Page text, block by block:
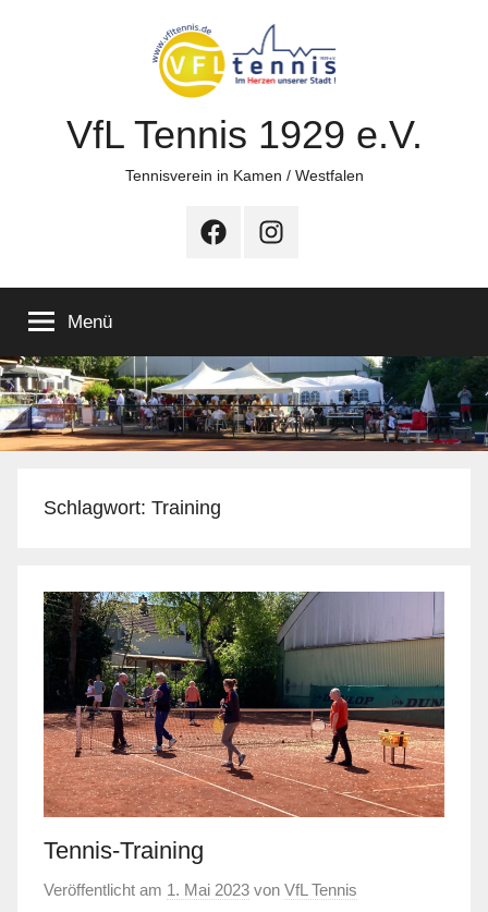
VfL Tennis 1929 e.V.
Tennisverein in Kamen / Westfalen
FacebookInstagram
Menü
Schlagwort: Training
Tennis-Training
Veröffentlicht am 1. Mai 2023 von VfL Tennis